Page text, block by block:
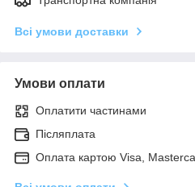
Всі умови доставки
Умови оплати
Оплатити частинами
Післяплата
Оплата картою Visa,